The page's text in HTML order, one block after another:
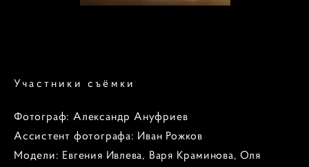
Участники съёмки
Фотограф: Александр Ануфриев
Ассистент фотографа: Иван Рожков
Модели: Евгения Ивлева, Варя Краминова, Оля